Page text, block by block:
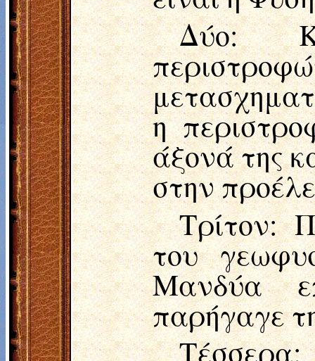
Δύο:
η
άξονά της
στην
Τρίτον:
του
Μανδύα
παρήγαγε